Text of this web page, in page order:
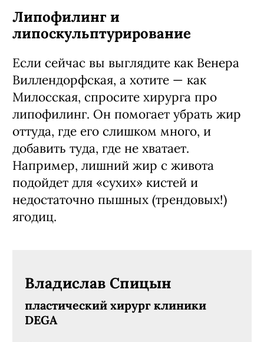
Липофилинг и
липоскульптурирование
Если сейчас вы выглядите как Венера
Виллендорфская, а хотите — как
Милосская, спросите хирурга про
липофилинг. Он помогает убрать жир
оттуда, где его слишком много, и
добавить туда, где не хватает.
Например, лишний жир с живота
подойдет для «сухих» кистей и
недостаточно пышных (трендовых!)
ягодиц.
Владислав Спицын
пластический хирург клиники
DEGA